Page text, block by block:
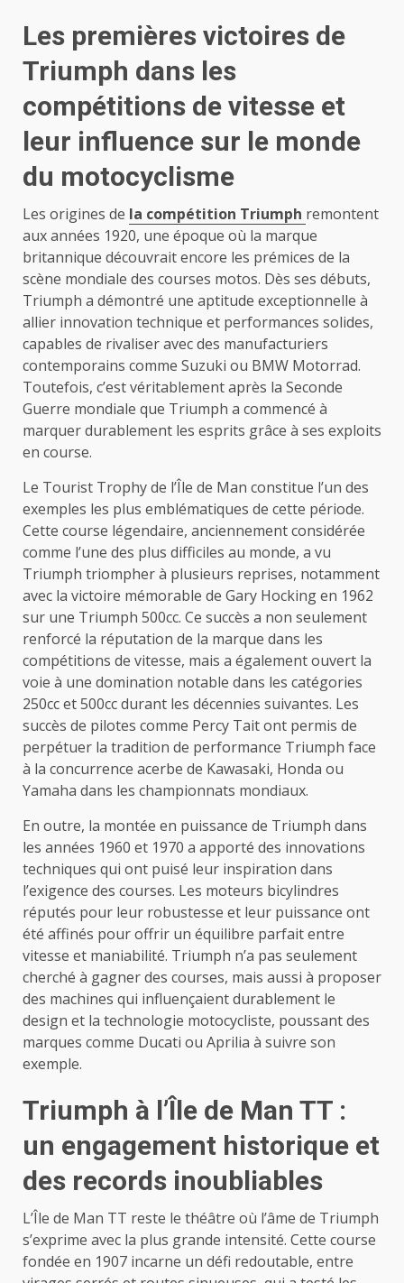
Les premières victoires de
Triumph dans les
compétitions de vitesse et
leur influence sur le monde
du motocyclisme
Les origines de la compétition Triumph remontent
aux années 1920, une époque où la marque
britannique découvrait encore les prémices de la
scène mondiale des courses motos. Dès ses débuts,
Triumph a démontré une aptitude exceptionnelle à
allier innovation technique et performances solides,
capables de rivaliser avec des manufacturiers
contemporains comme Suzuki ou BMW Motorrad.
Toutefois, c’est véritablement après la Seconde
Guerre mondiale que Triumph a commencé à
marquer durablement les esprits grâce à ses exploits
en course.
Le Tourist Trophy de l’Île de Man constitue l’un des
exemples les plus emblématiques de cette période.
Cette course légendaire, anciennement considérée
comme l’une des plus difficiles au monde, a vu
Triumph triompher à plusieurs reprises, notamment
avec la victoire mémorable de Gary Hocking en 1962
sur une Triumph 500cc. Ce succès a non seulement
renforcé la réputation de la marque dans les
compétitions de vitesse, mais a également ouvert la
voie à une domination notable dans les catégories
250cc et 500cc durant les décennies suivantes. Les
succès de pilotes comme Percy Tait ont permis de
perpétuer la tradition de performance Triumph face
à la concurrence acerbe de Kawasaki, Honda ou
Yamaha dans les championnats mondiaux.
En outre, la montée en puissance de Triumph dans
les années 1960 et 1970 a apporté des innovations
techniques qui ont puisé leur inspiration dans
l’exigence des courses. Les moteurs bicylindres
réputés pour leur robustesse et leur puissance ont
été affinés pour offrir un équilibre parfait entre
vitesse et maniabilité. Triumph n’a pas seulement
cherché à gagner des courses, mais aussi à proposer
des machines qui influençaient durablement le
design et la technologie motocycliste, poussant des
marques comme Ducati ou Aprilia à suivre son
exemple.
Triumph à l’Île de Man TT :
un engagement historique et
des records inoubliables
L’Île de Man TT reste le théâtre où l’âme de Triumph
s’exprime avec la plus grande intensité. Cette course
fondée en 1907 incarne un défi redoutable, entre